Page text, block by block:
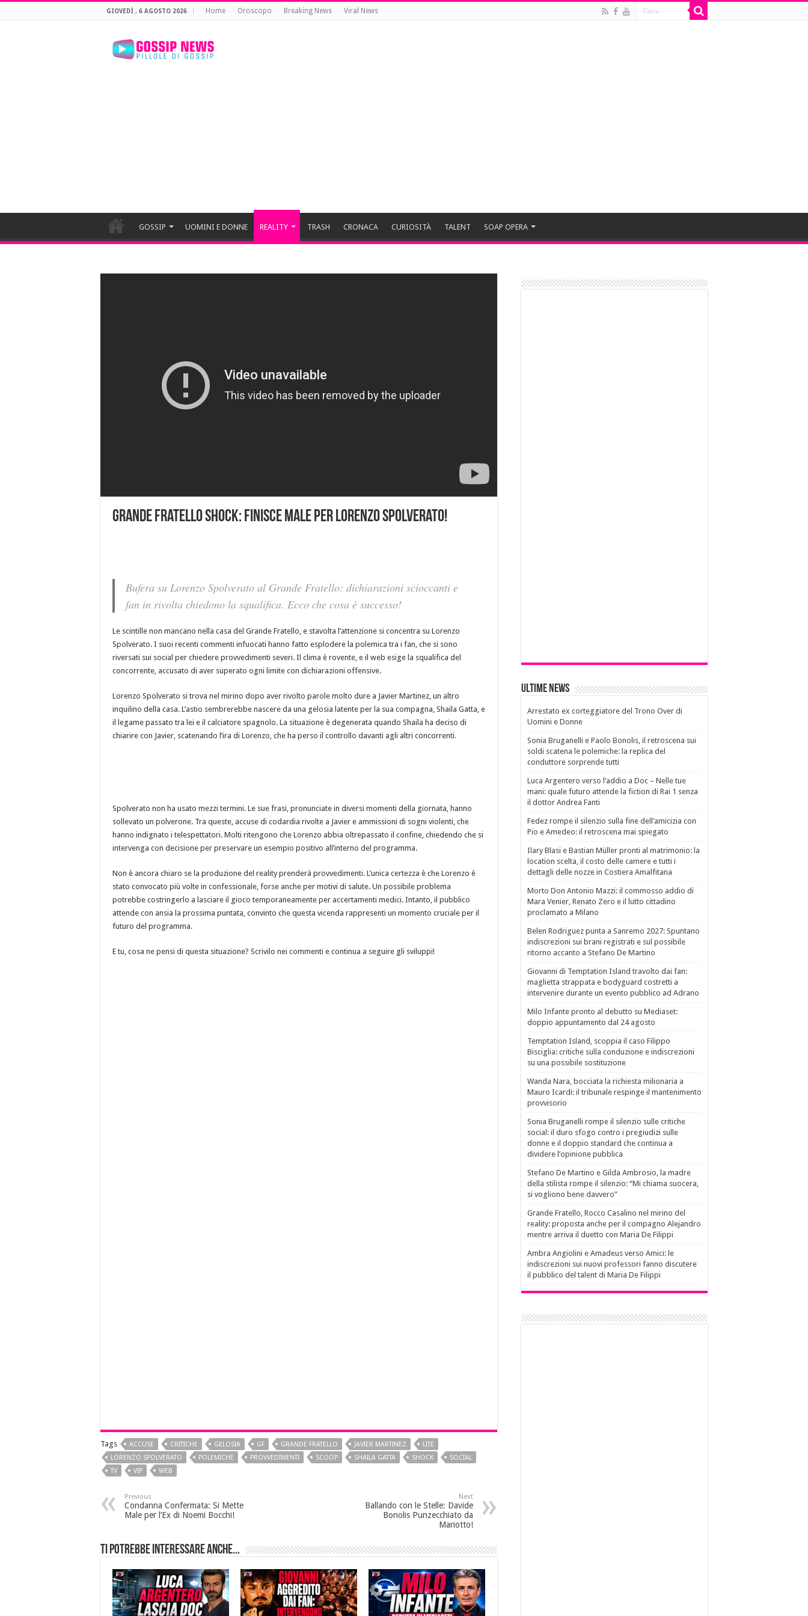
GIOVEDÌ , 6 AGOSTO 2026 Home Oroscopo Breaking News Viral News
GOSSIP UOMINI E DONNE REALITY TRASH CRONACA CURIOSITÀ TALENT SOAP OPERA
Grande Fratello Shock: Finisce Male per Lorenzo Spolverato!
Bufera su Lorenzo Spolverato al Grande Fratello: dichiarazioni scioccanti e
fan in rivolta chiedono la squalifica. Ecco che cosa è successo!
Le scintille non mancano nella casa del Grande Fratello, e stavolta l’attenzione si concentra su Lorenzo
Spolverato. I suoi recenti commenti infuocati hanno fatto esplodere la polemica tra i fan, che si sono
riversati sui social per chiedere provvedimenti severi. Il clima è rovente, e il web esige la squalifica del
concorrente, accusato di aver superato ogni limite con dichiarazioni offensive.
Lorenzo Spolverato si trova nel mirino dopo aver rivolto parole molto dure a Javier Martinez, un altro
inquilino della casa. L’astio sembrerebbe nascere da una gelosia latente per la sua compagna, Shaila Gatta, e
il legame passato tra lei e il calciatore spagnolo. La situazione è degenerata quando Shaila ha deciso di
chiarire con Javier, scatenando l’ira di Lorenzo, che ha perso il controllo davanti agli altri concorrenti.
Spolverato non ha usato mezzi termini. Le sue frasi, pronunciate in diversi momenti della giornata, hanno
sollevato un polverone. Tra queste, accuse di codardia rivolte a Javier e ammissioni di sogni violenti, che
hanno indignato i telespettatori. Molti ritengono che Lorenzo abbia oltrepassato il confine, chiedendo che si
intervenga con decisione per preservare un esempio positivo all’interno del programma.
Non è ancora chiaro se la produzione del reality prenderà provvedimenti. L’unica certezza è che Lorenzo è
stato convocato più volte in confessionale, forse anche per motivi di salute. Un possibile problema
potrebbe costringerlo a lasciare il gioco temporaneamente per accertamenti medici. Intanto, il pubblico
attende con ansia la prossima puntata, convinto che questa vicenda rappresenti un momento cruciale per il
futuro del programma.
E tu, cosa ne pensi di questa situazione? Scrivilo nei commenti e continua a seguire gli sviluppi!
Tags ACCUSE CRITICHE GELOSIA GF GRANDE FRATELLO JAVIER MARTINEZ
LITE
LORENZO SPOLVERATO
POLEMICHE PROVVEDIMENTI SCOOP SHAILA GATTA SHOCK
SOCIAL
TV
VIP WEB
Previous
Condanna Confermata: Si Mette
Male per l’Ex di Noemi Bocchi!
Next
Ballando con le Stelle: Davide
Bonolis Punzecchiato da
Mariotto!
Ti potrebbe interessare anche...
Ultime News
Arrestato ex corteggiatore del Trono Over di
Uomini e Donne
Sonia Bruganelli e Paolo Bonolis, il retroscena sui
soldi scatena le polemiche: la replica del
conduttore sorprende tutti
Luca Argentero verso l’addio a Doc – Nelle tue
mani: quale futuro attende la fiction di Rai 1 senza
il dottor Andrea Fanti
Fedez rompe il silenzio sulla fine dell’amicizia con
Pio e Amedeo: il retroscena mai spiegato
Ilary Blasi e Bastian Müller pronti al matrimonio: la
location scelta, il costo delle camere e tutti i
dettagli delle nozze in Costiera Amalfitana
Morto Don Antonio Mazzi: il commosso addio di
Mara Venier, Renato Zero e il lutto cittadino
proclamato a Milano
Belen Rodriguez punta a Sanremo 2027: Spuntano
indiscrezioni sui brani registrati e sul possibile
ritorno accanto a Stefano De Martino
Giovanni di Temptation Island travolto dai fan:
maglietta strappata e bodyguard costretti a
intervenire durante un evento pubblico ad Adrano
Milo Infante pronto al debutto su Mediaset:
doppio appuntamento dal 24 agosto
Temptation Island, scoppia il caso Filippo
Bisciglia: critiche sulla conduzione e indiscrezioni
su una possibile sostituzione
Wanda Nara, bocciata la richiesta milionaria a
Mauro Icardi: il tribunale respinge il mantenimento
provvisorio
Sonia Bruganelli rompe il silenzio sulle critiche
social: il duro sfogo contro i pregiudizi sulle
donne e il doppio standard che continua a
dividere l’opinione pubblica
Stefano De Martino e Gilda Ambrosio, la madre
della stilista rompe il silenzio: “Mi chiama suocera,
si vogliono bene davvero”
Grande Fratello, Rocco Casalino nel mirino del
reality: proposta anche per il compagno Alejandro
mentre arriva il duetto con Maria De Filippi
Ambra Angiolini e Amadeus verso Amici: le
indiscrezioni sui nuovi professori fanno discutere
il pubblico del talent di Maria De Filippi